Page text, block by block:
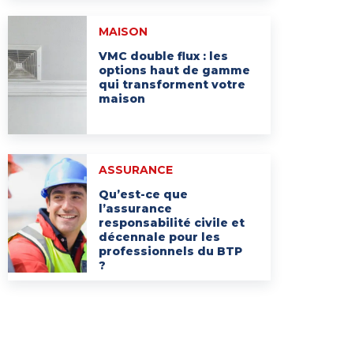
MAISON
VMC double flux : les
options haut de gamme
qui transforment votre
maison
ASSURANCE
Qu’est-ce que
l’assurance
responsabilité civile et
décennale pour les
professionnels du BTP
?